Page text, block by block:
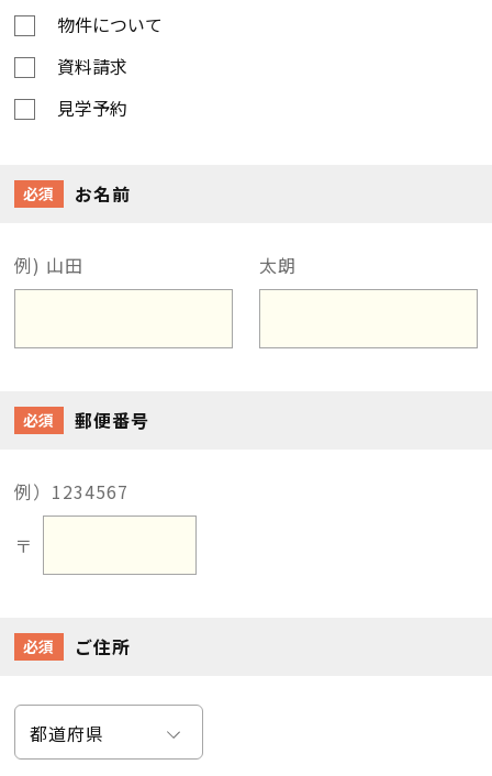
物件について
資料請求
見学予約
必須 お名前
例) 山田 太朗
必須 郵便番号
例）1234567
〒
必須 ご住所